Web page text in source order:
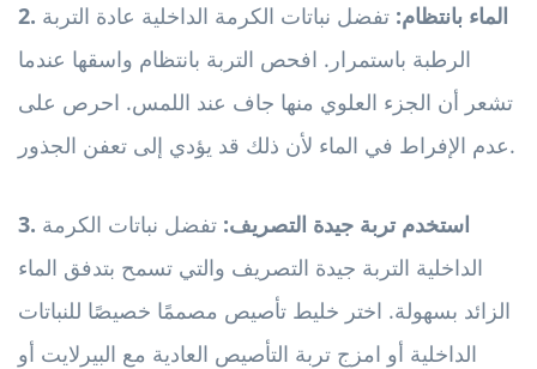
2. الماء بانتظام: تفضل نباتات الكرمة الداخلية عادة التربة
الرطبة باستمرار. افحص التربة بانتظام واسقها عندما
تشعر أن الجزء العلوي منها جاف عند اللمس. احرص على
عدم الإفراط في الماء لأن ذلك قد يؤدي إلى تعفن الجذور.
3. استخدم تربة جيدة التصريف: تفضل نباتات الكرمة
الداخلية التربة جيدة التصريف والتي تسمح بتدفق الماء
الزائد بسهولة. اختر خليط تأصيص مصممًا خصيصًا للنباتات
الداخلية أو امزج تربة التأصيص العادية مع البيرلايت أو